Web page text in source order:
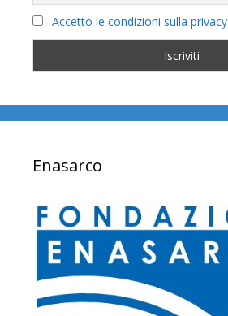
Accetto le condizioni sulla privacy
Enasarco